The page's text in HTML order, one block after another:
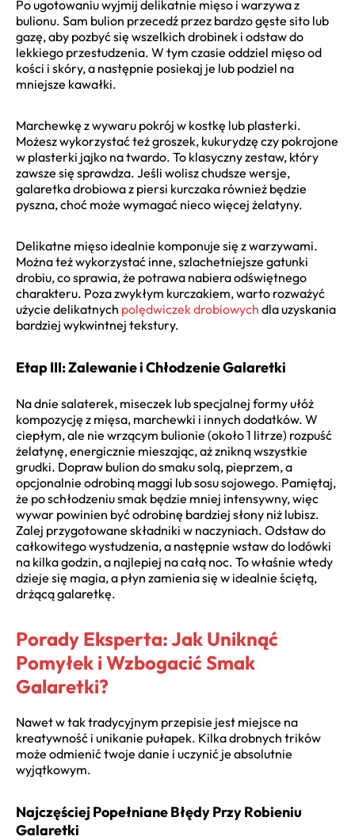
Po ugotowaniu wyjmij delikatnie mięso i warzywa z
bulionu. Sam bulion przecedź przez bardzo gęste sito lub
gazę, aby pozbyć się wszelkich drobinek i odstaw do
lekkiego przestudzenia. W tym czasie oddziel mięso od
kości i skóry, a następnie posiekaj je lub podziel na
mniejsze kawałki.
Marchewkę z wywaru pokrój w kostkę lub plasterki.
Możesz wykorzystać też groszek, kukurydzę czy pokrojone
w plasterki jajko na twardo. To klasyczny zestaw, który
zawsze się sprawdza. Jeśli wolisz chudsze wersje,
galaretka drobiowa z piersi kurczaka również będzie
pyszna, choć może wymagać nieco więcej żelatyny.
Delikatne mięso idealnie komponuje się z warzywami.
Można też wykorzystać inne, szlachetniejsze gatunki
drobiu, co sprawia, że potrawa nabiera odświętnego
charakteru. Poza zwykłym kurczakiem, warto rozważyć
użycie delikatnych polędwiczek drobiowych dla uzyskania
bardziej wykwintnej tekstury.
Etap III: Zalewanie i Chłodzenie Galaretki
Na dnie salaterek, miseczek lub specjalnej formy ułóż
kompozycję z mięsa, marchewki i innych dodatków. W
ciepłym, ale nie wrzącym bulionie (około 1 litrze) rozpuść
żelatynę, energicznie mieszając, aż znikną wszystkie
grudki. Dopraw bulion do smaku solą, pieprzem, a
opcjonalnie odrobiną maggi lub sosu sojowego. Pamiętaj,
że po schłodzeniu smak będzie mniej intensywny, więc
wywar powinien być odrobinę bardziej słony niż lubisz.
Zalej przygotowane składniki w naczyniach. Odstaw do
całkowitego wystudzenia, a następnie wstaw do lodówki
na kilka godzin, a najlepiej na całą noc. To właśnie wtedy
dzieje się magia, a płyn zamienia się w idealnie ściętą,
drżącą galaretkę.
Porady Eksperta: Jak Uniknąć
Pomyłek i Wzbogacić Smak
Galaretki?
Nawet w tak tradycyjnym przepisie jest miejsce na
kreatywność i unikanie pułapek. Kilka drobnych trików
może odmienić twoje danie i uczynić je absolutnie
wyjątkowym.
Najczęściej Popełniane Błędy Przy Robieniu
Galaretki